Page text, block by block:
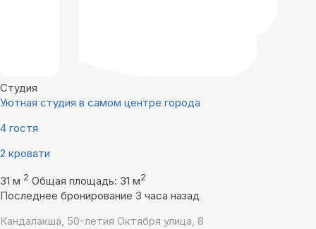
Студия
Уютная студия в самом центре города
4 гостя
2 кровати
31 м 2 Общая площадь: 31 м2
Последнее бронирование 3 часа назад
Кандалакша, 50-летия Октября улица, 8